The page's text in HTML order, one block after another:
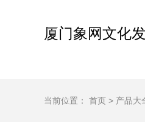
厦门象网文化
当前位置： 首页 > 产品大